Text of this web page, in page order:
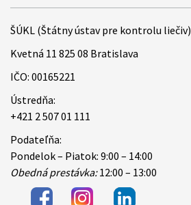
ŠÚKL (Štátny ústav pre kontrolu liečiv)
Kvetná 11 825 08 Bratislava
IČO: 00165221
Ústredňa:
+421 2 507 01 111
Podateľňa:
Pondelok – Piatok: 9:00 – 14:00
Obedná prestávka:12:00 – 13:00